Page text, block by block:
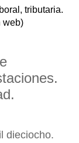
tributaria.
web)
dieciocho.